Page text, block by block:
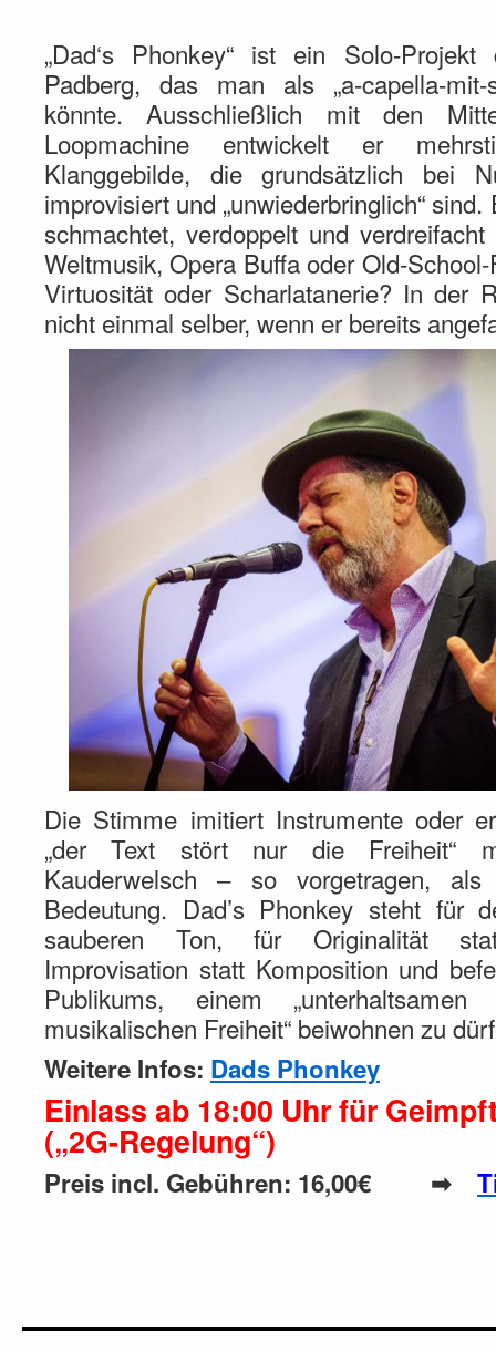
„Dad‘s Phonkey“ ist ein Solo-
Padberg, das man als „a-capella-mit-
könnte. Ausschließlich mit den
Loopmachine entwickelt er
Klanggebilde, die grundsätzlich bei
improvisiert und „unwiederbringlich“
schmachtet, verdoppelt und
Weltmusik, Opera Buffa oder Old-
Virtuosität oder Scharlatanerie? In der
nicht einmal selber, wenn er bereits
Die Stimme imitiert Instrumente oder
„der Text stört nur die Freiheit“
Kauderwelsch – so vorgetragen,
Bedeutung. Dad’s Phonkey steht für
sauberen Ton, für Originalität
Improvisation statt Komposition und
Publikums, einem
musikalischen Freiheit“ beiwohnen zu
Weitere Infos: Dads Phonkey
Einlass ab 18:00 Uhr für
(„2G-Regelung“)
Preis incl. Gebühren: 16,00€ ➡